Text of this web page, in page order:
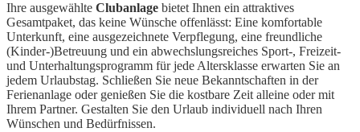
Ihre ausgewählte Clubanlage bietet Ihnen ein attraktives
Gesamtpaket, das keine Wünsche offenlässt: Eine komfortable
Unterkunft, eine ausgezeichnete Verpflegung, eine freundliche
(Kinder-)Betreuung und ein abwechslungsreiches Sport-, Freizeit-
und Unterhaltungsprogramm für jede Altersklasse erwarten Sie an
jedem Urlaubstag. Schließen Sie neue Bekanntschaften in der
Ferienanlage oder genießen Sie die kostbare Zeit alleine oder mit
Ihrem Partner. Gestalten Sie den Urlaub individuell nach Ihren
Wünschen und Bedürfnissen.